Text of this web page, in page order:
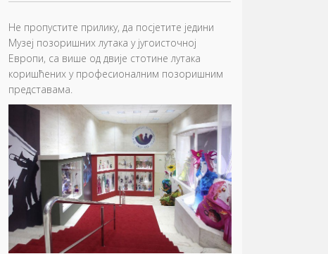
Не пропустите прилику, да посјетите једини
Музеј позоришних лутака у југоисточној
Европи, са више од двије стотине лутака
коришћених у професионалним позоришним
представама.